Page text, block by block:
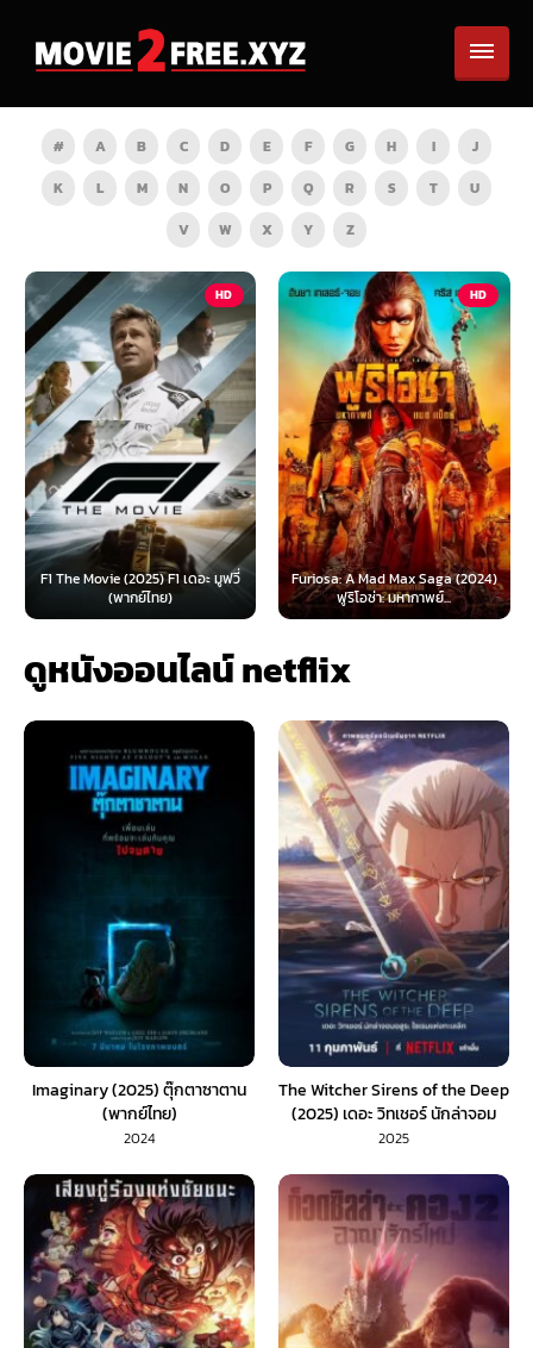
# A B C D E F G H I
J
K
L M N O P Q R S T
U
V
W X Y Z
HD
F1 The Movie (2025) F1 เดอะ มูฟวี่
(พากย์ไทย)
HD
Furiosa: A Mad Max Saga (2024)
ฟูริโอซ่า: มหากาพย์...
ดูหนังออนไลน์ netflix
Imaginary (2025) ตุ๊กตาซาตาน
(พากย์ไทย)
2024
The Witcher Sirens of the Deep
(2025) เดอะ วิทเชอร์ นักล่าจอม
อสูร ไซเรนแห่งทะเลลึก (พากย์ไทย)
2025